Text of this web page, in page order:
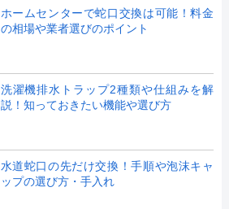
ホームセンターで蛇口交換は可能！料金
の相場や業者選びのポイント
洗濯機排水トラップ2種類や仕組みを解
説！知っておきたい機能や選び方
水道蛇口の先だけ交換！手順や泡沫キャ
ップの選び方・手入れ